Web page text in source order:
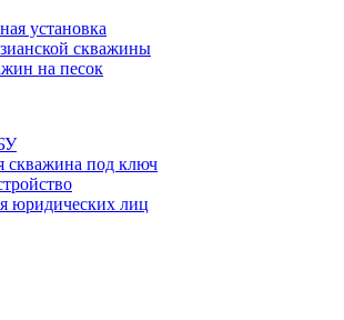
установка
скважины
на песок
скважина под ключ
юридических лиц